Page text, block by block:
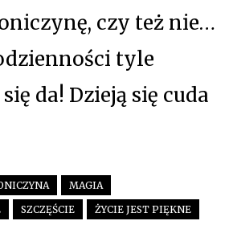
czy też nie…
tyle
da! Dzieją się cuda
MAGIA
SZCZĘŚCIE ŻYCIE JEST PIĘKNE